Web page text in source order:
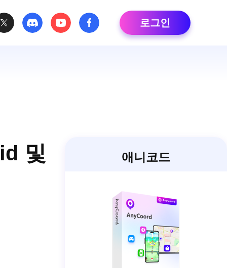
로그인
및
애니코드